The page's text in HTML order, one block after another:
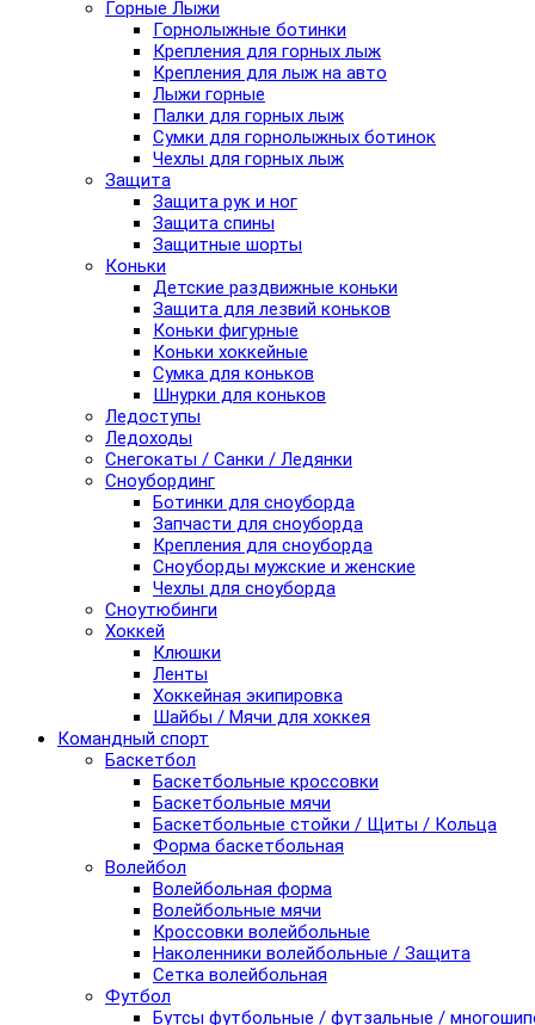
Горные Лыжи
Горнолыжные ботинки
Крепления для горных лыж
Крепления для лыж на авто
Лыжи горные
Палки для горных лыж
Сумки для горнолыжных ботинок
Чехлы для горных лыж
Защита
Защита рук и ног
Защита спины
Защитные шорты
Коньки
Детские раздвижные коньки
Защита для лезвий коньков
Коньки фигурные
Коньки хоккейные
Сумка для коньков
Шнурки для коньков
Ледоступы
Ледоходы
Снегокаты / Санки / Ледянки
Сноубординг
Ботинки для сноуборда
Запчасти для сноуборда
Крепления для сноуборда
Сноуборды мужские и женские
Чехлы для сноуборда
Сноутюбинги
Хоккей
Клюшки
Ленты
Хоккейная экипировка
Шайбы / Мячи для хоккея
Командный спорт
Баскетбол
Баскетбольные кроссовки
Баскетбольные мячи
Баскетбольные стойки / Щиты / Кольца
Форма баскетбольная
Волейбол
Волейбольная форма
Волейбольные мячи
Кроссовки волейбольные
Наколенники волейбольные / Защита
Сетка волейбольная
Футбол
Бутсы футбольные / футзальные /